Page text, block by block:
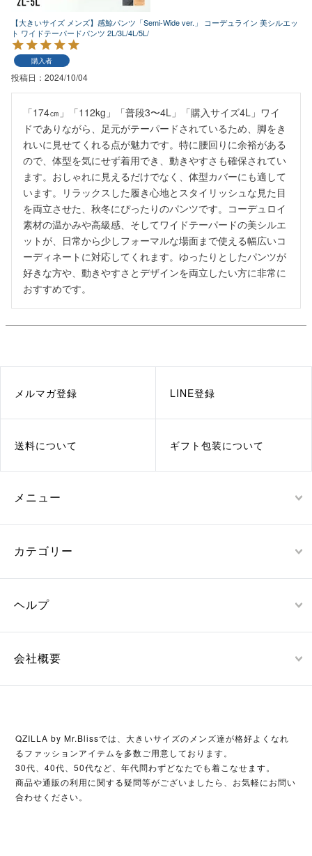
【大きいサイズ メンズ】感鯨パンツ「Semi-Wide ver.」 コーデュライン 美シルエッ
ト ワイドテーパードパンツ 2L/3L/4L/5L/
購入者
投稿日 2024/10/04
「174㎝」「112kg」「普段3〜4L」「購入サイズ4L」ワイ
ドでありながら、足元がテーパードされているため、脚をき
れいに見せてくれる点が魅力です。特に腰回りに余裕がある
ので、体型を気にせず着用でき、動きやすさも確保されてい
ます。おしゃれに見えるだけでなく、体型カバーにも適して
います。リラックスした履き心地とスタイリッシュな見た目
を両立させた、秋冬にぴったりのパンツです。コーデュロイ
素材の温かみや高級感、そしてワイドテーパードの美シルエ
ットが、日常から少しフォーマルな場面まで使える幅広いコ
ーディネートに対応してくれます。ゆったりとしたパンツが
好きな方や、動きやすさとデザインを両立したい方に非常に
おすすめです。
メルマガ登録 LINE登録
送料について ギフト包装について
メニュー
カテゴリー
ヘルプ
会社概要
QZILLA by Mr.Blissでは、大きいサイズのメンズ達が格好よくなれ
るファッションアイテムを多数ご用意しております。
30代、40代、50代など、年代問わずどなたでも着こなせます。
商品や通販の利用に関する疑問等がございましたら、お気軽にお問い
合わせください。